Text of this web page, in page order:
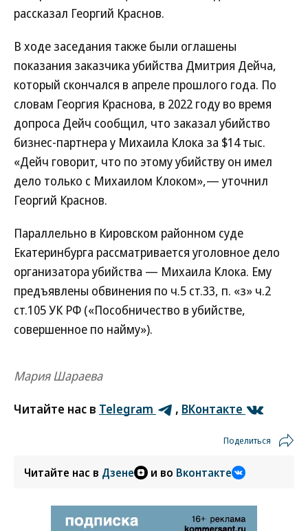
рассказал Георгий Краснов.
В ходе заседания также были оглашены
показания заказчика убийства Дмитрия Дейча,
который скончался в апреле прошлого года. По
словам Георгия Краснова, в 2022 году во время
допроса Дейч сообщил, что заказал убийство
бизнес-партнера у Михаила Клока за $14 тыс.
«Дейч говорит, что по этому убийству он имел
дело только с Михаилом Клоком»,— уточнил
Георгий Краснов.
Параллельно в Кировском районном суде
Екатеринбурга рассматривается уголовное дело
организатора убийства — Михаила Клока. Ему
предъявлены обвинения по ч.5 ст.33, п. «з» ч.2
ст.105 УК РФ («Пособничество в убийстве,
совершенное по найму»).
Мария Шараева
Читайте нас в Telegram , ВКонтакте
Поделиться
Читайте нас в Дзене и во Вконтакте